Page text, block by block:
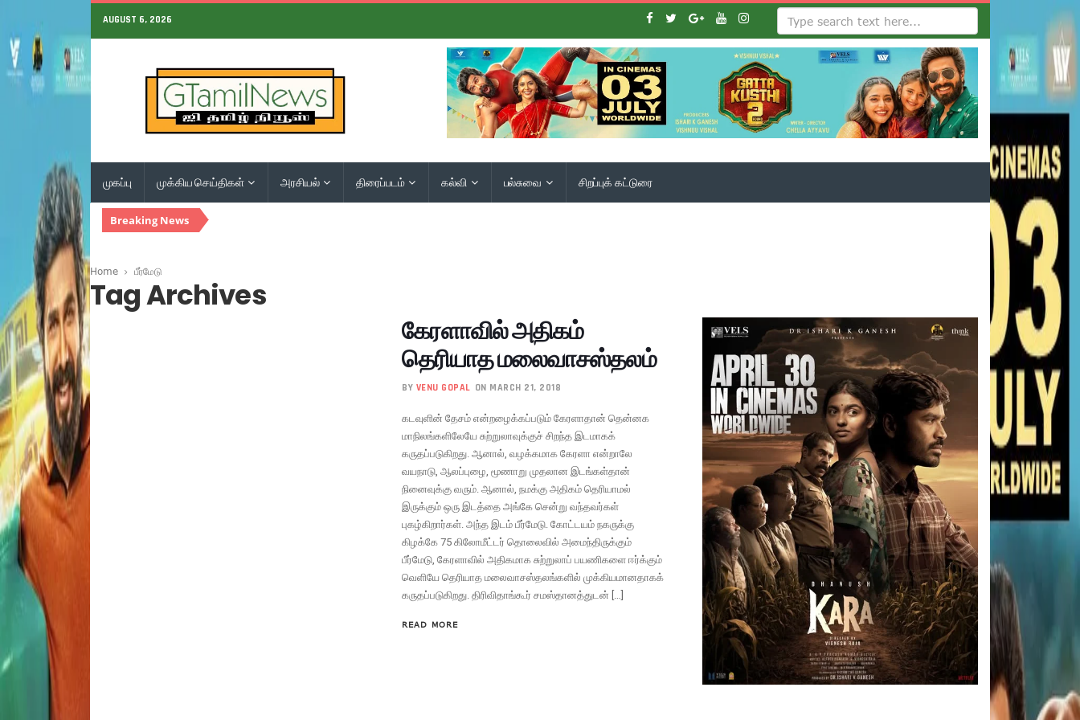
AUGUST 6, 2026
முகப்பு முக்கிய செய்திகள் அரசியல் திரைப்படம் கல்வி பல்சுவை சிறப்புக் கட்டுரை
Breaking News
Home பீர்மேடு
Tag Archives
கேரளாவில் அதிகம்
தெரியாத மலைவாசஸ்தலம்
BY VENU GOPAL ON MARCH 21, 2018
கடவுளின் தேசம் என்றழைக்கப்படும் கேரளாதான் தென்னக
மாநிலங்களிலேயே சுற்றுலாவுக்குச் சிறந்த இடமாகக்
கருதப்படுகிறது. ஆனால், வழக்கமாக கேரளா என்றாலே
வயநாடு, ஆலப்புழை, மூணாறு முதலான இடங்கள்தான்
நினைவுக்கு வரும். ஆனால், நமக்கு அதிகம் தெரியாமல்
இருக்கும் ஒரு இடத்தை அங்கே சென்று வந்தவர்கள்
புகழ்கிறார்கள். அந்த இடம் பீர்மேடு. கோட்டயம் நகருக்கு
கிழக்கே 75 கிலோமீட்டர் தொலைவில் அமைந்திருக்கும்
பீர்மேடு, கேரளாவில் அதிகமாக சுற்றுலாப் பயணிகளை ஈர்க்கும்
வெளியே தெரியாத மலைவாசஸ்தலங்களில் முக்கியமானதாகக்
கருதப்படுகிறது. திரிவிதாங்கூர் சமஸ்தானத்துடன் […]
READ MORE